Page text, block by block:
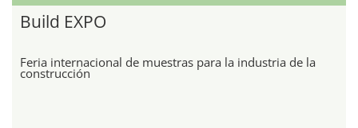
Build EXPO
Feria internacional de muestras para la industria de la
construcción